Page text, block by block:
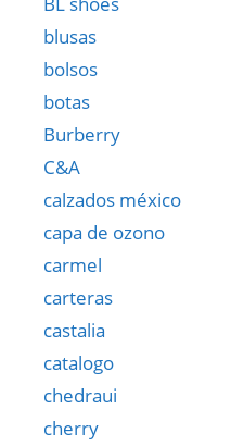
blusas
bolsos
botas
Burberry
C&A
calzados méxico
capa de ozono
carmel
carteras
castalia
catalogo
chedraui
cherry